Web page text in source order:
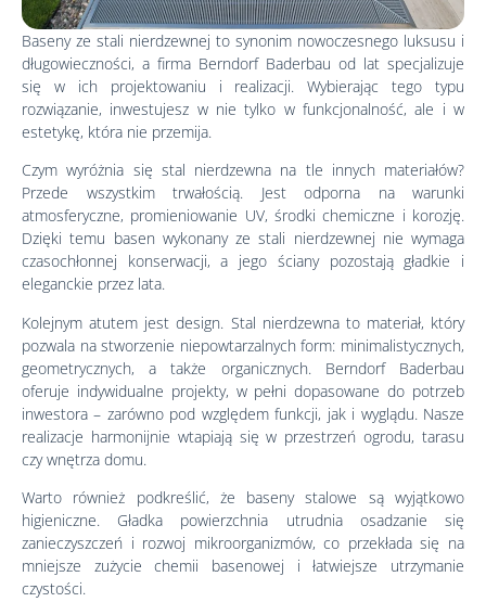
Baseny ze stali nierdzewnej to synonim nowoczesnego luksusu i
długowieczności, a firma Berndorf Baderbau od lat specjalizuje
się w ich projektowaniu i realizacji. Wybierając tego typu
rozwiązanie, inwestujesz w nie tylko w funkcjonalność, ale i w
estetykę, która nie przemija.
Czym wyróżnia się stal nierdzewna na tle innych materiałów?
Przede wszystkim trwałością. Jest odporna na warunki
atmosferyczne, promieniowanie UV, środki chemiczne i korozję.
Dzięki temu basen wykonany ze stali nierdzewnej nie wymaga
czasochłonnej konserwacji, a jego ściany pozostają gładkie i
eleganckie przez lata.
Kolejnym atutem jest design. Stal nierdzewna to materiał, który
pozwala na stworzenie niepowtarzalnych form: minimalistycznych,
geometrycznych, a także organicznych. Berndorf Baderbau
oferuje indywidualne projekty, w pełni dopasowane do potrzeb
inwestora – zarówno pod względem funkcji, jak i wyglądu. Nasze
realizacje harmonijnie wtapiają się w przestrzeń ogrodu, tarasu
czy wnętrza domu.
Warto również podkreślić, że baseny stalowe są wyjątkowo
higieniczne. Gładka powierzchnia utrudnia osadzanie się
zanieczyszczeń i rozwoj mikroorganizmów, co przekłada się na
mniejsze zużycie chemii basenowej i łatwiejsze utrzymanie
czystości.